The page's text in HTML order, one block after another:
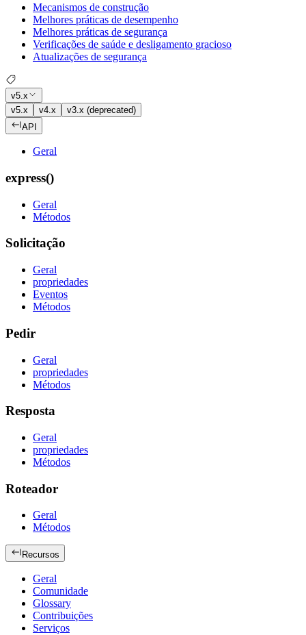
Mecanismos de construção
Melhores práticas de desempenho
Melhores práticas de segurança
Verificações de saúde e desligamento gracioso
Atualizações de segurança
v5.x
v5.x
v4.x
v3.x (deprecated)
API
Geral
express()
Geral
Métodos
Solicitação
Geral
propriedades
Eventos
Métodos
Pedir
Geral
propriedades
Métodos
Resposta
Geral
propriedades
Métodos
Roteador
Geral
Métodos
Recursos
Geral
Comunidade
Glossary
Contribuições
Serviços